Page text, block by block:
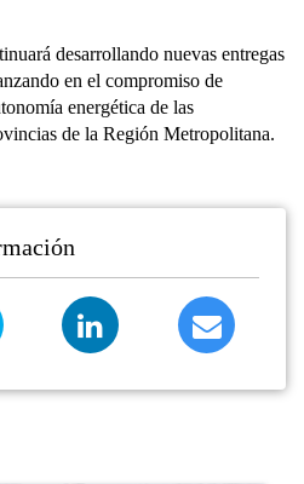
desarrollando nuevas entregas
en el compromiso de
energética de las
de la Región Metropolitana.